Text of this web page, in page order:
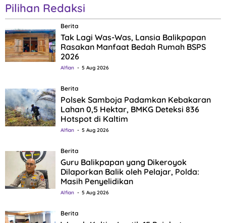
Pilihan Redaksi
Berita
Tak Lagi Was-Was, Lansia Balikpapan
Rasakan Manfaat Bedah Rumah BSPS
2026
Alfian 5 Aug 2026
Berita
Polsek Samboja Padamkan Kebakaran
Lahan 0,5 Hektar, BMKG Deteksi 836
Hotspot di Kaltim
Alfian 5 Aug 2026
Berita
Guru Balikpapan yang Dikeroyok
Dilaporkan Balik oleh Pelajar, Polda:
Masih Penyelidikan
Alfian 5 Aug 2026
Berita